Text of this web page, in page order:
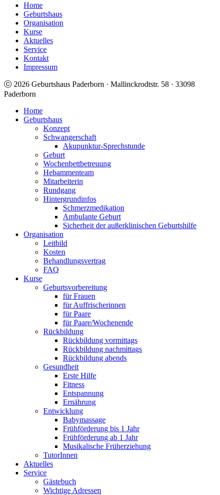
Home
Geburtshaus
Organisation
Kurse
Aktuelles
Service
Kontakt
Impressum
ⓒ 2026 Geburtshaus Paderborn · Mallinckrodtstr. 58 · 33098
Paderborn
Home
Geburtshaus
Konzept
Schwangerschaft
Akupunktur-Sprechstunde
Geburt
Wochenbettbetreuung
Hebammenteam
Mitarbeiterin
Rundgang
Hintergrundinfos
Schmerzmedikation
Ambulante Geburt
Sicherheit der außerklinischen Geburtshilfe
Organisation
Leitbild
Kosten
Behandlungsvertrag
FAQ
Kurse
Geburtsvorbereitung
für Frauen
für Auffrischerinnen
für Paare
für Paare/Wochenende
Rückbildung
Rückbildung vormittags
Rückbildung nachmittags
Rückbildung abends
Gesundheit
Erste Hilfe
Fitness
Entspannung
Ernährung
Entwicklung
Babymassage
Frühförderung bis 1 Jahr
Frühförderung ab 1 Jahr
Musikalische Früherziehung
TutorInnen
Aktuelles
Service
Gästebuch
Wichtige Adressen